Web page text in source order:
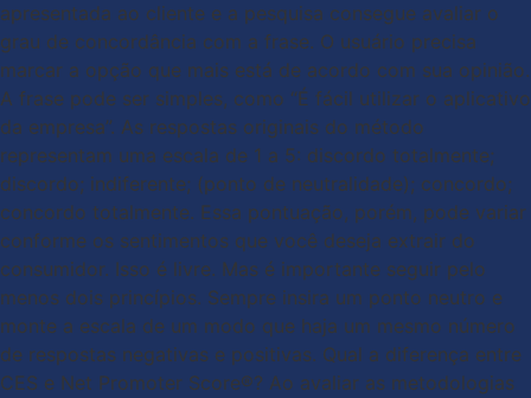
apresentada ao cliente e a pesquisa consegue avaliar o
grau de concordância com a frase. O usuário precisa
marcar a opção que mais está de acordo com sua opinião.
A frase pode ser simples, como “É fácil utilizar o aplicativo
da empresa”. As respostas originais do método
representam uma escala de 1 a 5: discordo totalmente;
discordo; indiferente; (ponto de neutralidade); concordo;
concordo totalmente. Essa pontuação, porém, pode variar
conforme os sentimentos que você deseja extrair do
consumidor. Isso é livre. Mas é importante seguir pelo
menos dois princípios. Sempre insira um ponto neutro e
monte a escala de um modo que haja um mesmo número
de respostas negativas e positivas. Qual a diferença entre
CES e Net Promoter Score®? Ao avaliar as metodologias